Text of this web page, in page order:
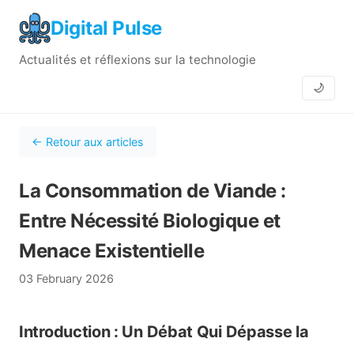
Digital Pulse
Actualités et réflexions sur la technologie
🌙
← Retour aux articles
La Consommation de Viande :
Entre Nécessité Biologique et
Menace Existentielle
03 February 2026
Introduction : Un Débat Qui Dépasse la